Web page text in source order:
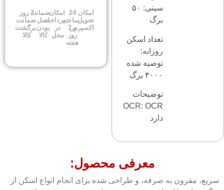
امکان
تحویل
اکسپرس
24
ساعته
و 7
روز
هفته
امکان
پرداخت
در
محل
ضمانت
اصل
بودن
کالا
7 روز
ضمانت
برگشت
کالا
سینی: ۵۰
برگ
تعداد اسکن
روزانه:
توصیه شده
۴۰۰۰ برگ
توضیحات
OCR: OCR
دارد
معرفی محصول:
سریع، مقرون به صرفه، و طراحی شده برای انجام انواع اسکن از